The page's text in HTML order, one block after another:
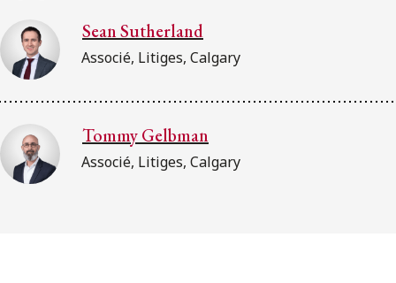
Sean Sutherland
Associé, Litiges, Calgary
Tommy Gelbman
Associé, Litiges, Calgary